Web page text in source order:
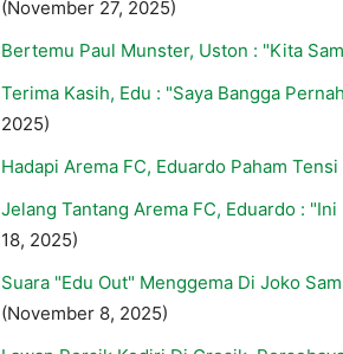
(November 27, 2025)
Bertemu Paul Munster, Uston : "Kita
Terima Kasih, Edu : "Saya Bangga
2025)
Hadapi Arema FC, Eduardo Paham
Jelang Tantang Arema FC, Eduardo :
18, 2025)
Suara "Edu Out" Menggema Di Joko
(November 8, 2025)